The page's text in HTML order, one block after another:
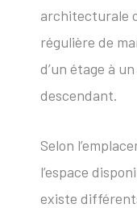
architecturale
régulière de
d’un étage à
descendant.
Selon
l’espace
existe